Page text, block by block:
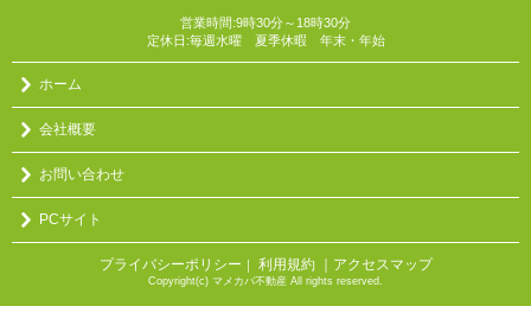
営業時間:9時30分～18時30分
定休日:毎週水曜 夏季休暇 年末・年始
ホーム
会社概要
お問い合わせ
PCサイト
プライバシーポリシー ｜ 利用規約 ｜アクセスマップ
Copyright(c) マメカバ不動産 All rights reserved.